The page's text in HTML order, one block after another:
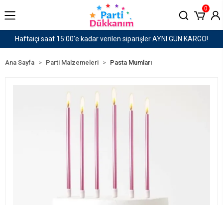
GÜN KARGO! 1500 TL ve Üzeri Kargo Ücretsiz!
0
Ana Sayfa Parti Malzemeleri Pasta Mumları